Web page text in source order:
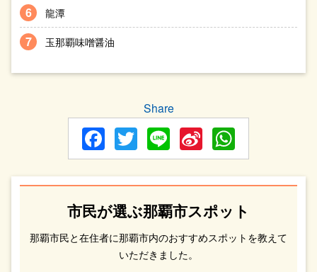
龍潭
玉那覇味噌醤油
Share
Facebook
Twitter
LineSina
Weibo
市民が選ぶ那覇市スポット
那覇市民と在住者に那覇市内のおすすめスポットを教えて
いただきました。